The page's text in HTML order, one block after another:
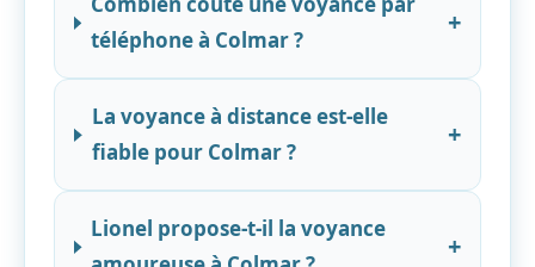
téléphone à Colmar ?
+
La voyance à distance est-elle
fiable pour Colmar ?
+
Lionel propose-t-il la voyance
+